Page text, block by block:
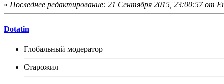
« Последнее редактирование: 21 Сентября 2015, 23:00:57 от
Dotatin
Глобальный модератор
Старожил